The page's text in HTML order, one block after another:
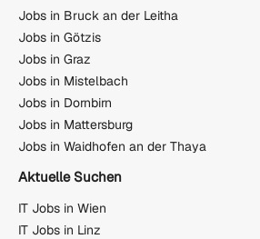
Jobs in Bruck an der Leitha
Jobs in Götzis
Jobs in Graz
Jobs in Mistelbach
Jobs in Dornbirn
Jobs in Mattersburg
Jobs in Waidhofen an der Thaya
Aktuelle Suchen
IT Jobs in Wien
IT Jobs in Linz